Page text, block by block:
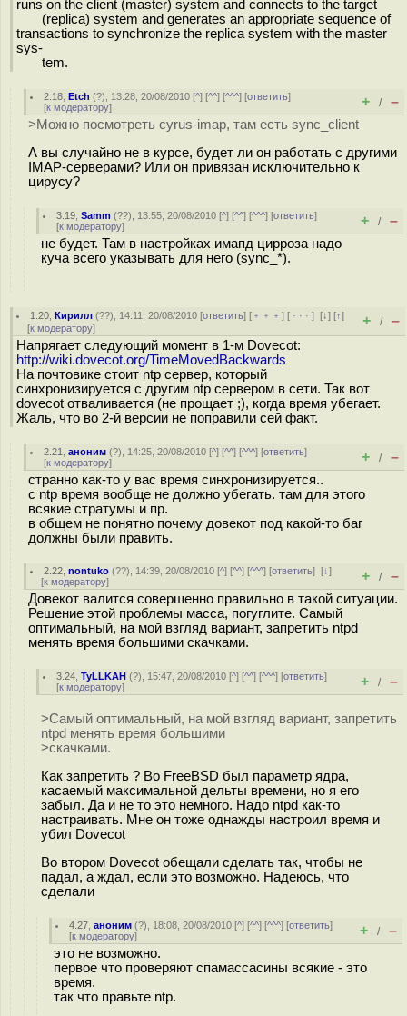
runs on the client (master) system and connects to the target
(replica) system and generates an appropriate sequence of
transactions to synchronize the replica system with the master
sys-
tem.
2.18 ,Etch (?), 13:28, 20/08/2010 [^] [^^] [^^^] [ответить]
[к модератору] + / –
>Можно посмотреть cyrus-imap, там есть sync_client
А вы случайно не в курсе, будет ли он работать с другими
IMAP-серверами? Или он привязан исключительно к
цирусу?
3.19 ,Samm (??), 13:55, 20/08/2010 [^] [^^] [^^^] [ответить]
[к модератору] + / –
не будет. Там в настройках имапд цирроза надо
куча всего указывать для него (sync_*).
1.20 ,Кирилл (??), 14:11, 20/08/2010 [ответить] [ ﹢﹢﹢] [ · · ·][↓] [↑]
[к модератору] + / –
Напрягает следующий момент в 1-м Dovecot:
http://wiki.dovecot.org/TimeMovedBackwards
На почтовике стоит ntp сервер, который
синхронизируется с другим ntp сервером в сети. Так вот
dovecot отваливается (не прощает ;), когда время убегает.
Жаль, что во 2-й версии не поправили сей факт.
2.21 ,аноним (?), 14:25, 20/08/2010 [^] [^^] [^^^] [ответить]
[к модератору] + / –
странно как-то у вас время синхронизируется..
с ntp время вообще не должно убегать. там для этого
всякие стратумы и пр.
в общем не понятно почему довекот под какой-то баг
должны были править.
2.22 ,nontuko (??), 14:39, 20/08/2010 [^] [^^] [^^^] [ответить][↓]
[к модератору] + / –
Довекот валится совершенно правильно в такой ситуации.
Решение этой проблемы масса, погуглите. Самый
оптимальный, на мой взгляд вариант, запретить ntpd
менять время большими скачками.
3.24 ,TyLLKAH (?), 15:47, 20/08/2010 [^] [^^] [^^^] [ответить]
[к модератору] + / –
>Самый оптимальный, на мой взгляд вариант, запретить
ntpd менять время большими
>скачками.
Как запретить ? Во FreeBSD был параметр ядра,
касаемый максимальной дельты времени, но я его
забыл. Да и не то это немного. Надо ntpd как-то
настраивать. Мне он тоже однажды настроил время и
убил Dovecot
Во втором Dovecot обещали сделать так, чтобы не
падал, а ждал, если это возможно. Надеюсь, что
сделали
4.27 ,аноним (?), 18:08, 20/08/2010 [^] [^^] [^^^] [ответить]
[к модератору] + / –
это не возможно.
первое что проверяют спамассасины всякие - это
время.
так что правьте ntp.